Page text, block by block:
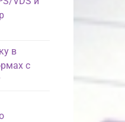
в
с